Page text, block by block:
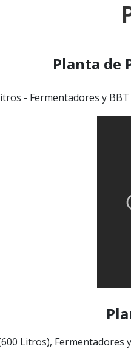
Planta de
- Fermentadores y
Litros), Fermentadores